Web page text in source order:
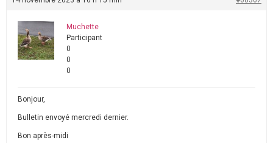
Muchette
Participant
0
0
0
Bonjour,
Bulletin envoyé mercredi dernier.
Bon après-midi